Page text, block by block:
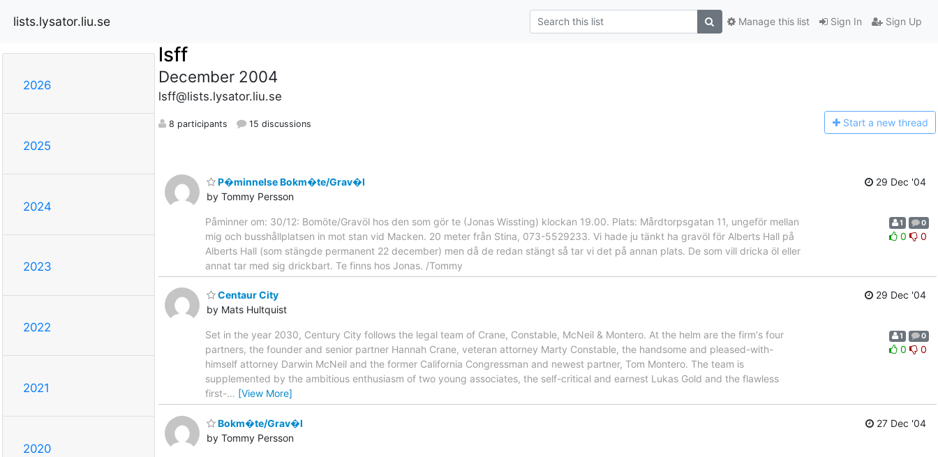
lists.lysator.liu.se Sign In Sign Up
Manage this list
2026
2025
2024
2023
2022
2021
2020
lsff
December 2004
lsff@lists.lysator.liu.se
8 participants 15 discussions Start a new thread
P�minnelse Bokm�te/Grav�l
by Tommy Persson
29 Dec '04
Påminner om: 30/12: Bomöte/Gravöl hos den som gör te (Jonas Wissting) klockan 19.00. Plats: Mårdtorpsgatan 11, ungeför mellan
mig och busshållplatsen in mot stan vid Macken. 20 meter från Stina, 073-5529233. Vi hade ju tänkt ha gravöl för Alberts Hall på
Alberts Hall (som stängde permanent 22 december) men då de redan stängt så tar vi det på annan plats. De som vill dricka öl eller
annat tar med sig drickbart. Te finns hos Jonas. /Tommy
1 0
0 0
Centaur City
by Mats Hultquist
29 Dec '04
Set in the year 2030, Century City follows the legal team of Crane, Constable, McNeil & Montero. At the helm are the firm's four
partners, the founder and senior partner Hannah Crane, veteran attorney Marty Constable, the handsome and pleased-with-
himself attorney Darwin McNeil and the former California Congressman and newest partner, Tom Montero. The team is
supplemented by the ambitious enthusiasm of two young associates, the self-critical and earnest Lukas Gold and the flawless
first-… [View More]
1 0
0 0
Bokm�te/Grav�l
by Tommy Persson
27 Dec '04